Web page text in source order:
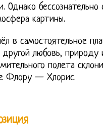
бессознательно
картины.
в самостоятельное
любовь, природу
полета
Флору — Хлорис.